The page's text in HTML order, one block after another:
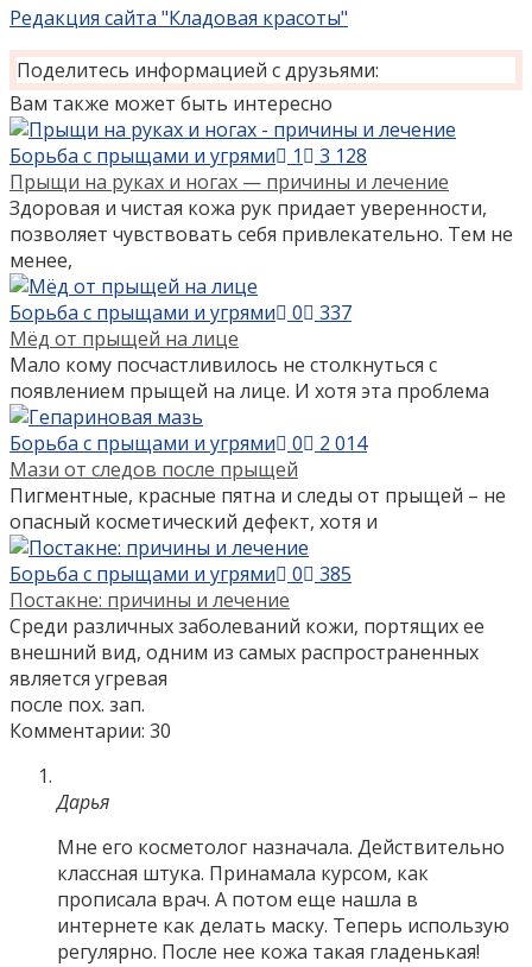
Редакция сайта "Кладовая красоты"
Поделитесь информацией с друзьями:
Вам также может быть интересно
Борьба с прыщами и угрями
1
3 128
Прыщи на руках и ногах — причины и лечение
Здоровая и чистая кожа рук придает уверенности,
позволяет чувствовать себя привлекательно. Тем не
менее,
Борьба с прыщами и угрями
0
337
Мёд от прыщей на лице
Мало кому посчастливилось не столкнуться с
появлением прыщей на лице. И хотя эта проблема
Борьба с прыщами и угрями
0
2 014
Мази от следов после прыщей
Пигментные, красные пятна и следы от прыщей – не
опасный косметический дефект, хотя и
Борьба с прыщами и угрями
0
385
Постакне: причины и лечение
Среди различных заболеваний кожи, портящих ее
внешний вид, одним из самых распространенных
является угревая
после пох. зап.
Комментарии: 30
Дарья
Мне его косметолог назначала. Действительно
классная штука. Принамала курсом, как
прописала врач. А потом еще нашла в
интернете как делать маску. Теперь использую
регулярно. После нее кожа такая гладенькая!